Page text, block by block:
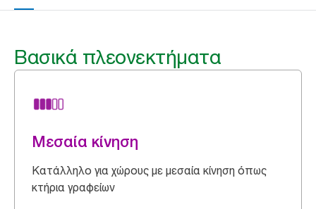
Βασικά πλεονεκτήματα
Μεσαία κίνηση
Κατάλληλο για χώρους με μεσαία κίνηση όπως
κτήρια γραφείων